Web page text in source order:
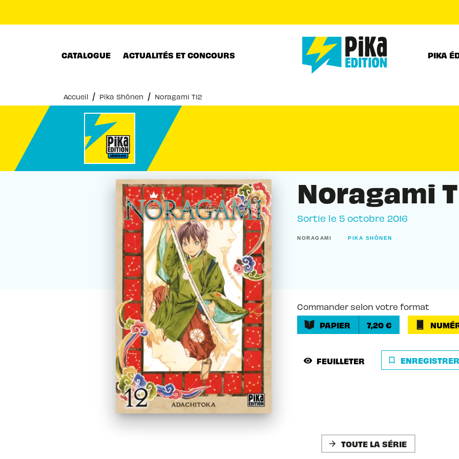
CATALOGUE ACTUALITÉS ET CONCOURS PIKA
Accueil / Pika Shônen / Noragami T12
Noragami
Sortie le 5 octobre 2016
NORAGAMI PIKA SHÔNEN
Commander selon votre format
PAPIER
7,20 €
visibility FEUILLETER bookmark_border ENREGISTRER
arrow_forward TOUTE LA SÉRIE